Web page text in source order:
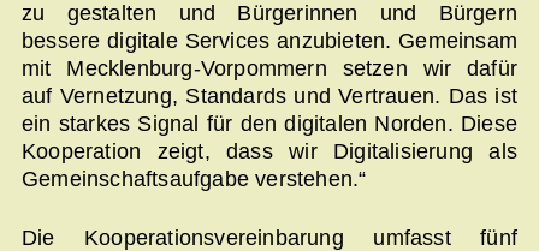
zu gestalten und Bürgerinnen und Bürgern
bessere digitale Services anzubieten. Gemeinsam
mit Mecklenburg-Vorpommern setzen wir dafür
auf Vernetzung, Standards und Vertrauen. Das ist
ein starkes Signal für den digitalen Norden. Diese
Kooperation zeigt, dass wir Digitalisierung als
Gemeinschaftsaufgabe verstehen.“
Die Kooperationsvereinbarung umfasst fünf